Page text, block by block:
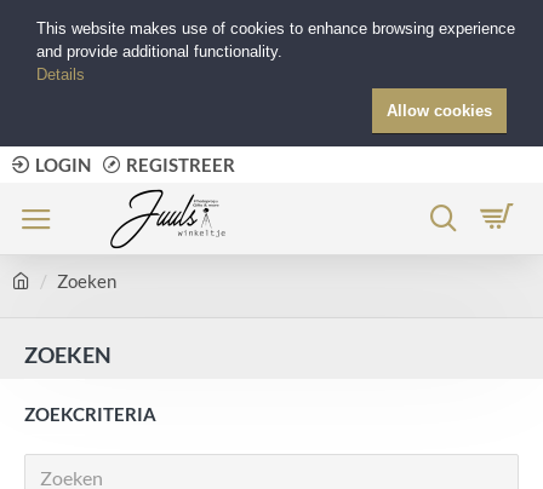
LOGIN REGISTREER
Zoeken
ZOEKEN
ZOEKCRITERIA
This website makes use of cookies to enhance browsing experience
and provide additional functionality.
Details
Allow cookies